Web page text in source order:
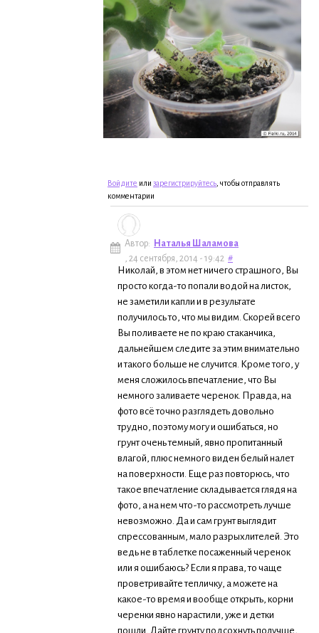
Войдите или зарегистрируйтесь , чтобы отправлять
комментарии
Автор: Наталья Шаламова
, 24 сентября, 2014 - 19:42 #
Николай, в этом нет ничего страшного, Вы
просто когда-то попали водой на листок,
не заметили капли и в результате
получилось то, что мы видим. Скорей всего
Вы поливаете не по краю стаканчика,
дальнейшем следите за этим внимательно
и такого больше не случится. Кроме того, у
меня сложилось впечатление, что Вы
немного заливаете черенок. Правда, на
фото всё точно разглядеть довольно
трудно, поэтому могу и ошибаться, но
грунт очень темный, явно пропитанный
влагой, плюс немного виден белый налет
на поверхности. Еще раз повторюсь, что
такое впечатление складывается глядя на
фото, а на нем что-то рассмотреть лучше
невозможно. Да и сам грунт выглядит
спрессованным, мало разрыхлителей. Это
ведь не в таблетке посаженный черенок
или я ошибаюсь? Если я права, то чаще
проветривайте тепличку, а можете на
какое-то время и вообще открыть, корни
черенки явно нарастили, уже и детки
пошли. Дайте грунту подсохнуть получше,